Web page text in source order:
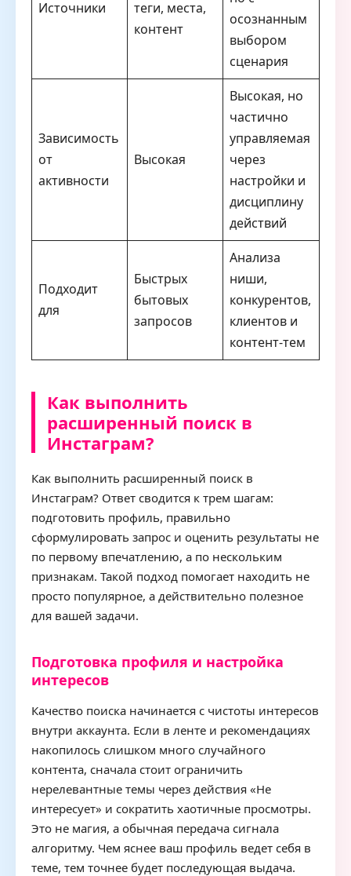
Источники
теги, места,
контент
осознанным
выбором
сценария
Зависимость
от
активности
Высокая
Высокая, но
частично
управляемая
через
настройки и
дисциплину
действий
Подходит
для
Быстрых
бытовых
запросов
Анализа
ниши,
конкурентов,
клиентов и
контент-тем
Как выполнить
расширенный поиск в
Инстаграм?
Как выполнить расширенный поиск в
Инстаграм? Ответ сводится к трем шагам:
подготовить профиль, правильно
сформулировать запрос и оценить результаты не
по первому впечатлению, а по нескольким
признакам. Такой подход помогает находить не
просто популярное, а действительно полезное
для вашей задачи.
Подготовка профиля и настройка
интересов
Качество поиска начинается с чистоты интересов
внутри аккаунта. Если в ленте и рекомендациях
накопилось слишком много случайного
контента, сначала стоит ограничить
нерелевантные темы через действия «Не
интересует» и сократить хаотичные просмотры.
Это не магия, а обычная передача сигнала
алгоритму. Чем яснее ваш профиль ведет себя в
теме, тем точнее будет последующая выдача.